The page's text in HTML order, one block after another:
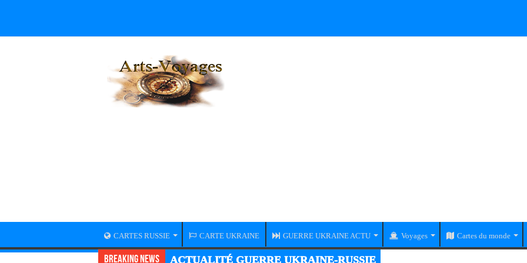
CARTES RUSSIE CARTE UKRAINE GUERRE UKRAINE ACTU Voyages Cartes du monde
Breaking News ACTUALITÉ GUERRE UKRAINE-RUSSIE